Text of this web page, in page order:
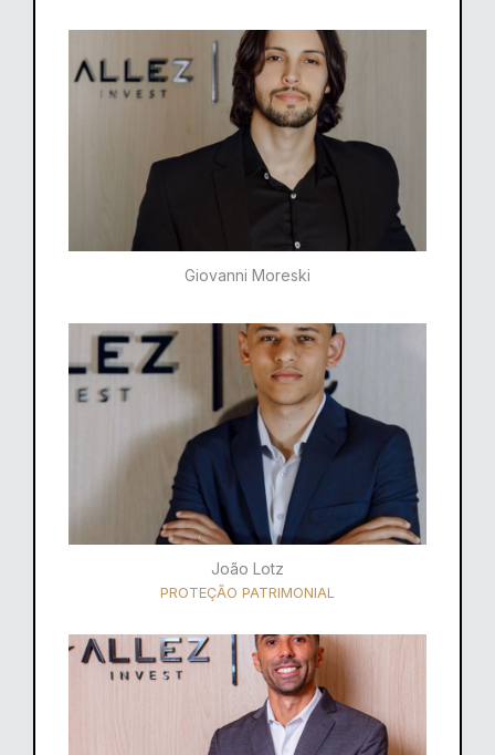
Giovanni Moreski
João Lotz
PROTEÇÃO PATRIMONIAL